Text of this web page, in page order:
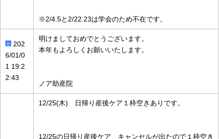
※2/4.5と2/22.23は学会のため不在です。
202
6/01/0
1 19:2
2:43
明けましておめでとうございます。
本年もよろしくお願いいたします。
ノア助産院
12/25(木) 日帰り産後ケア１枠空きありです。
12/25の日帰り産後ケア、キャンセルが出たので１枠空き